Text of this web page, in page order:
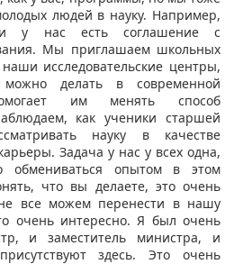
людей в науку. Например,
у нас есть соглашение с
Мы приглашаем школьных
исследовательские центры,
делать в современной
им менять способ
как ученики старшей
науку в качестве
Задача у нас у всех одна,
обмениваться опытом в этом
что вы делаете, это очень
все можем перенести в нашу
очень интересно. Я был очень
и заместитель министра, и
здесь. Это очень